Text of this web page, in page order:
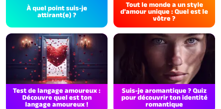
À quel point suis-je
attirant(e) ?
Tout le monde a un style
d'amour unique : Quel est le
vôtre ?
Test de langage amoureux :
Découvre quel est ton
langage amoureux !
Suis-je aromantique ? Quiz
pour découvrir ton identité
romantique